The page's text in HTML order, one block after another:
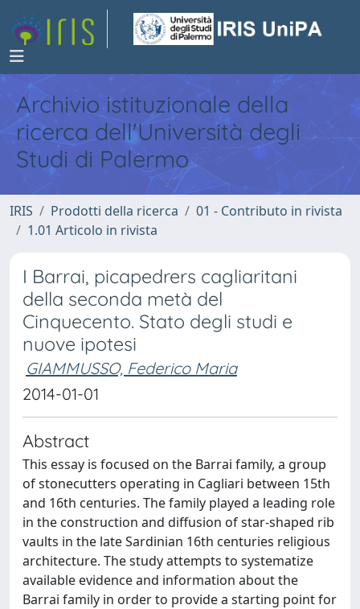
Archivio istituzionale della
ricerca dell'Università degli
Studi di Palermo
IRIS Prodotti della ricerca
01 - Contributo in rivista
1.01 Articolo in rivista
I Barrai, picapedrers cagliaritani
della seconda metà del
Cinquecento. Stato degli studi e
nuove ipotesi
GIAMMUSSO, Federico Maria
2014-01-01
Abstract
This essay is focused on the Barrai family, a group
of stonecutters operating in Cagliari between 15th
and 16th centuries. The family played a leading role
in the construction and diffusion of star-shaped rib
vaults in the late Sardinian 16th centuries religious
architecture. The study attempts to systematize
available evidence and information about the
Barrai family in order to provide a starting point for